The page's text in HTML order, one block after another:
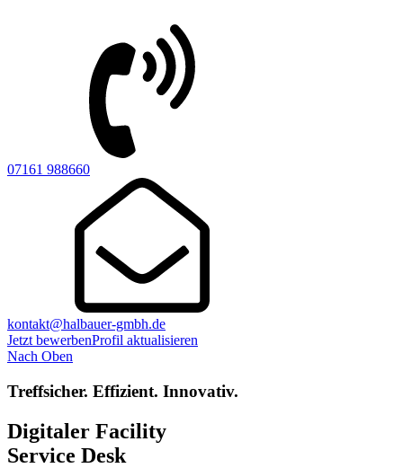
07161 988660
kontakt@halbauer-gmbh.de
Jetzt bewerbenProfil aktualisieren
Nach Oben
Treffsicher. Effizient. Innovativ.
Digitaler Facility
Service Desk